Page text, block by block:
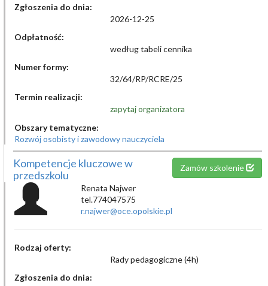
Zgłoszenia do dnia:
2026-12-25
Odpłatność:
według tabeli cennika
Numer formy:
32/64/RP/RCRE/25
Termin realizacji:
zapytaj organizatora
Obszary tematyczne:
Rozwój osobisty i zawodowy nauczyciela
Kompetencje kluczowe w
przedszkolu
Zamów szkolenie
Renata Najwer
tel.774047575
r.najwer@oce.opolskie.pl
Rodzaj oferty:
Rady pedagogiczne (4h)
Zgłoszenia do dnia: